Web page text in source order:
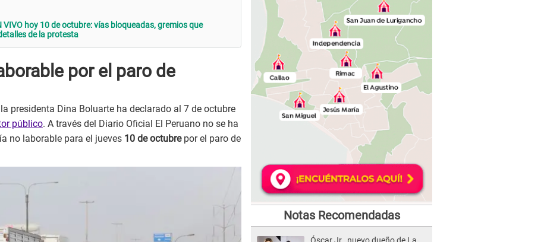
hoy 10 de octubre: vías bloqueadas, gremios que
de la protesta
por el paro de
presidenta Dina Boluarte ha declarado al 7 de octubre
público. A través del Diario Oficial El Peruano no se ha
no laborable para el jueves 10 de octubrepor el paro de
Notas Recomendadas